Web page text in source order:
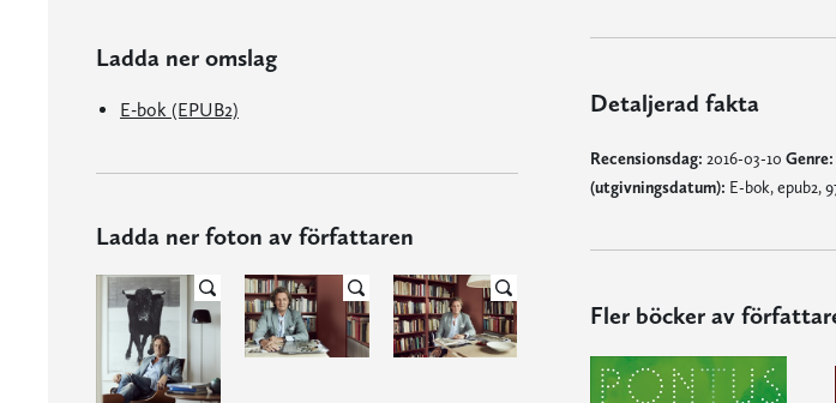
Ladda ner omslag
E-bok (EPUB2)
Ladda ner foton av författaren
Detaljerad fakta
Recensionsdag: 2016-03-10 Genre:
(utgivningsdatum): E-bok, epub2,
Fler böcker av